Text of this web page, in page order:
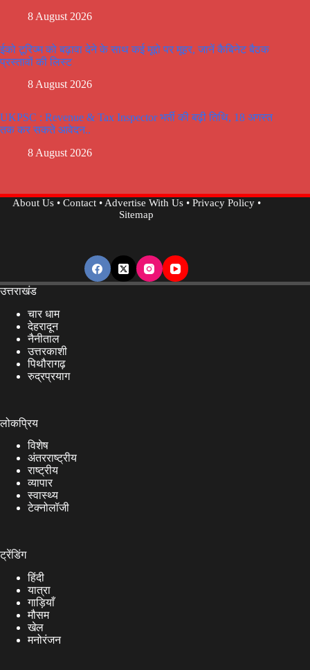
8 August 2026
ईको टूरिज्म को बढ़ावा देने के साथ कई मूद्दो पर मूहर, जानें कैबिनेट बैठक
प्रस्तावों की लिस्ट
8 August 2026
UKPSC : Revenue & Tax Inspector भर्ती की बढ़ी तिथि, 18 अगस्त
तक कर सकते आवेदन..
8 August 2026
About Us• Contact•Advertise With Us• Privacy Policy•
Sitemap
उत्तराखंड
चार धाम
देहरादून
नैनीताल
उत्तरकाशी
पिथौरागढ़
रुद्रप्रयाग
लोकप्रिय
विशेष
अंतरराष्ट्रीय
राष्ट्रीय
व्यापार
स्वास्थ्य
टेक्नोलॉजी
ट्रेंडिंग
हिंदी
यात्रा
गाड़ियाँ
मौसम
खेल
मनोरंजन